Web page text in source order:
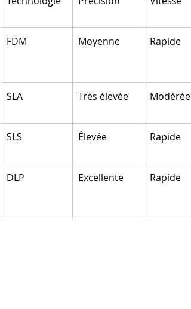
FDM Moyenne Rapide
SLA Très élevée Modérée
SLS Élevée Rapide
DLP Excellente Rapide